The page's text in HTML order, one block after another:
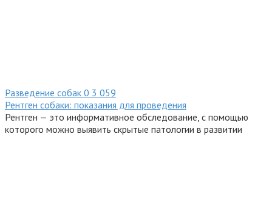
Разведение собак 0 3 059
Рентген собаки: показания для проведения
Рентген — это информативное обследование, с помощью
которого можно выявить скрытые патологии в развитии